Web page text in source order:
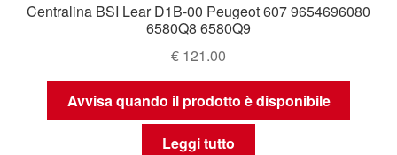
Centralina BSI Lear D1B-00 Peugeot 607 9654696080
6580Q8 6580Q9
€ 121.00
Avvisa quando il prodotto è disponibile
Leggi tutto